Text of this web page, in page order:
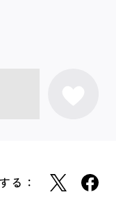
る：